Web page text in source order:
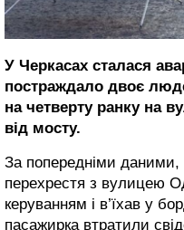
У Черкасах сталася
постраждало двоє
на четверту ранку на
від мосту.
За попередніми даними,
перехрестя з вулицею
керуванням і в’їхав у
пасажирка втратили